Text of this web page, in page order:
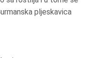
pljeskavica